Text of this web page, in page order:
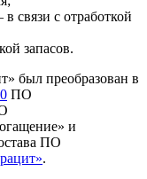
связи с отработкой
запасов.
был преобразован в
ПО
и
ПО
.